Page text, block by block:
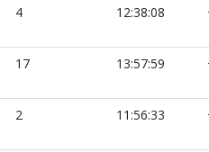
4 12:38:08
17 13:57:59
2 11:56:33